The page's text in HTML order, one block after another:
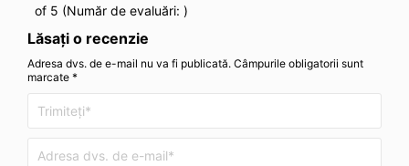
of 5 (Număr de evaluări: )
Lăsați o recenzie
Adresa dvs. de e-mail nu va fi publicată. Câmpurile obligatorii sunt
marcate *